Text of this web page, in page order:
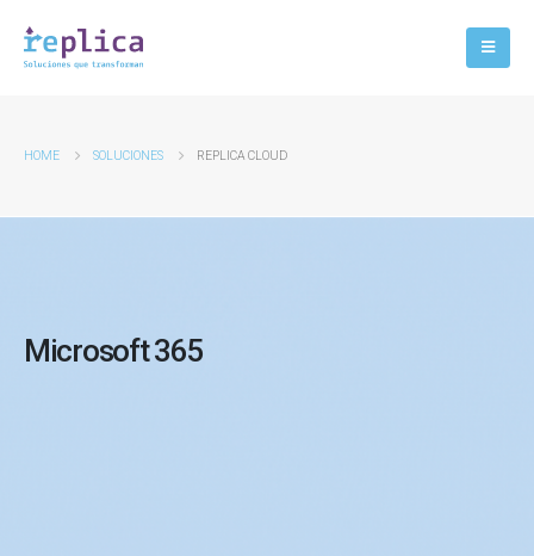
HOME SOLUCIONES REPLICA CLOUD
Microsoft 365